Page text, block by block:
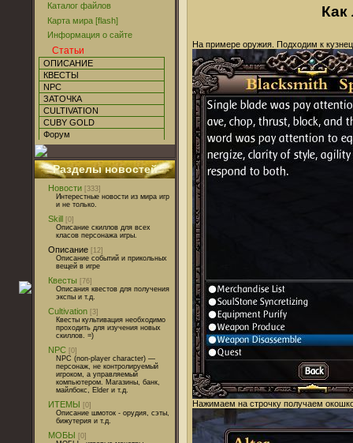
Каталог файлов
Карта мира [flash]
Информация о сайте
Статьи
ОПИСАНИЕ
КВЕСТЫ
NPC
ЗАТОЧКА
CULTIVATION
CUBY GOLD
Форум
Разделы новостей
Новости [333]
Интерестные новости из мира игр
и не только.
Skill [0]
Описание скиллов для всех
класов персонажа игры.
Описание
[12]
Описание событий и прикольных
вещей в игре
Квесты
[76]
Описания квестов для получения
экспы и т.д.
Cultivation [3]
Квесты культивация необходимо
проходить для изучения новых
скиллов. =)
NPC [0]
NPC (non-player character) —
персонаж, не контролируемый
игроком, а управляемый
компьютером. Магазины, банк,
майлбокс, Elder и т.д.
ИТЕМЫ
[0]
Описание шмоток - орудия, сэты,
бижутерия и т.д.
МОБЫ
[0]
На примере оружия. Подходим к
Нажимаем на строчку получаем